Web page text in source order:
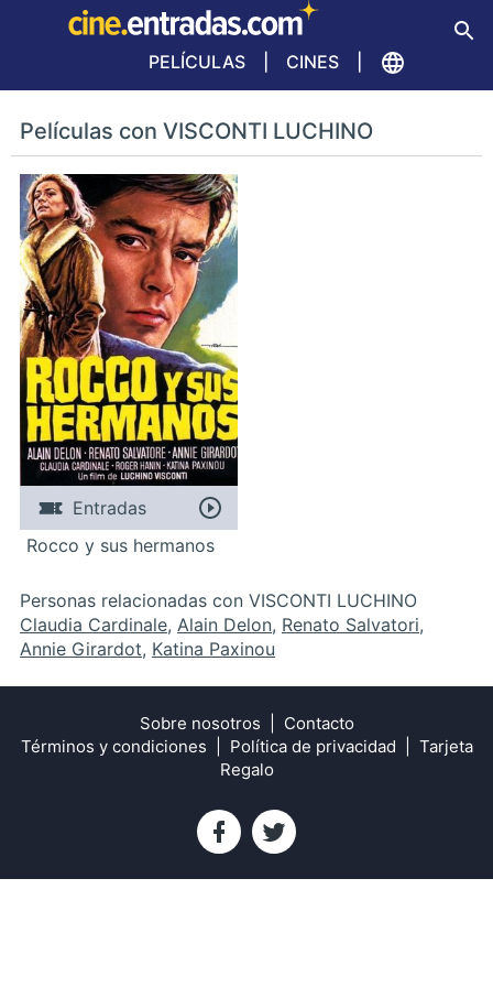
PELÍCULAS CINES
Películas con VISCONTI LUCHINO
Entradas
Rocco y sus hermanos
Personas relacionadas con VISCONTI LUCHINO
Claudia Cardinale, Alain Delon, Renato Salvatori,
Annie Girardot, Katina Paxinou
Sobre nosotros
Contacto
Términos y condiciones
Política de privacidad
Tarjeta
Regalo